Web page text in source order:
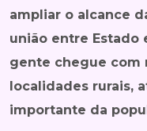
ampliar o alcance
união entre Estado
gente chegue com
localidades rurais,
importante da